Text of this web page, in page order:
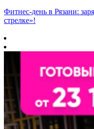
Фитнес‑день в Рязани:
стрелке»!